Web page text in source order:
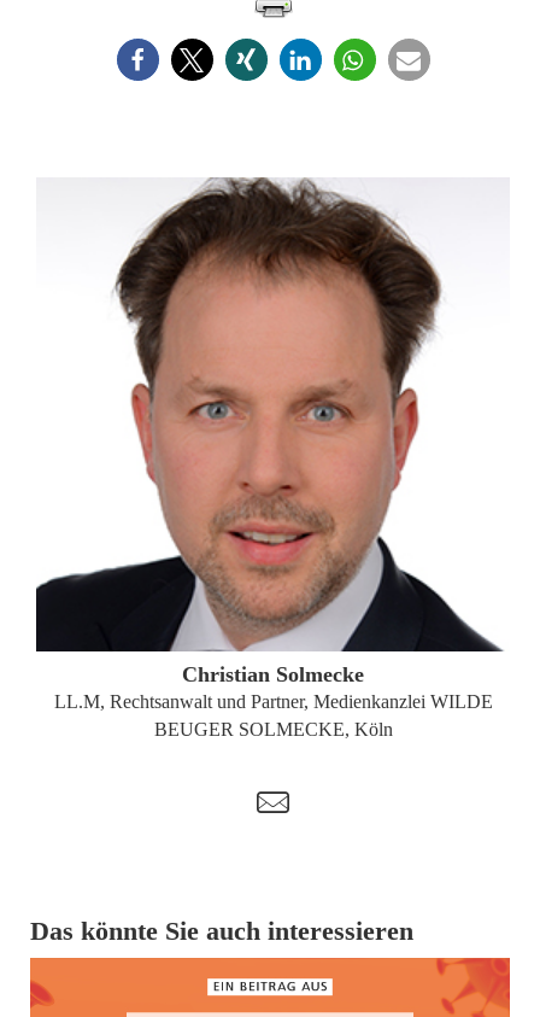
ZUM PROFIL
Christian Solmecke
LL.M, Rechtsanwalt und Partner, Medienkanzlei WILDE
BEUGER SOLMECKE, Köln
t
Das könnte Sie auch interessieren